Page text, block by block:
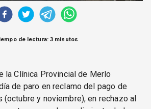
de lectura: 3 minutos
la Clínica Provincial de Merlo
de paro en reclamo del pago de
(octubre y noviembre), en rechazo al